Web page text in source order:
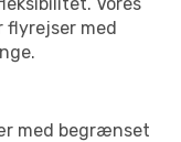
med
med begrænset